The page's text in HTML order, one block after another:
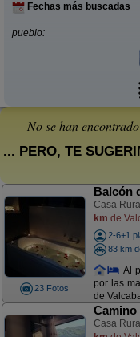
Fechas más buscadas
pueblo:
No se han
... PERO, TE
23 Fotos
Balcón
Casa
km de
2-6+1
83 km
Al
por las
de
Camino
Casa